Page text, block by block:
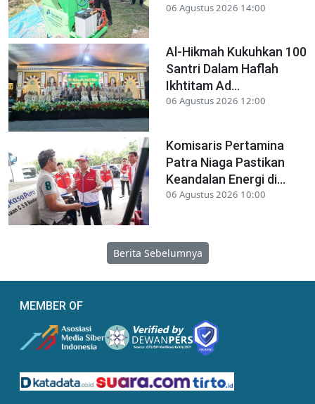
06 Agustus 2026 14:00
Al-Hikmah Kukuhkan 100
Santri Dalam Haflah
Ikhtitam Ad...
06 Agustus 2026 12:00
Komisaris Pertamina
Patra Niaga Pastikan
Keandalan Energi di...
06 Agustus 2026 10:00
Berita Sebelumnya
MEMBER OF